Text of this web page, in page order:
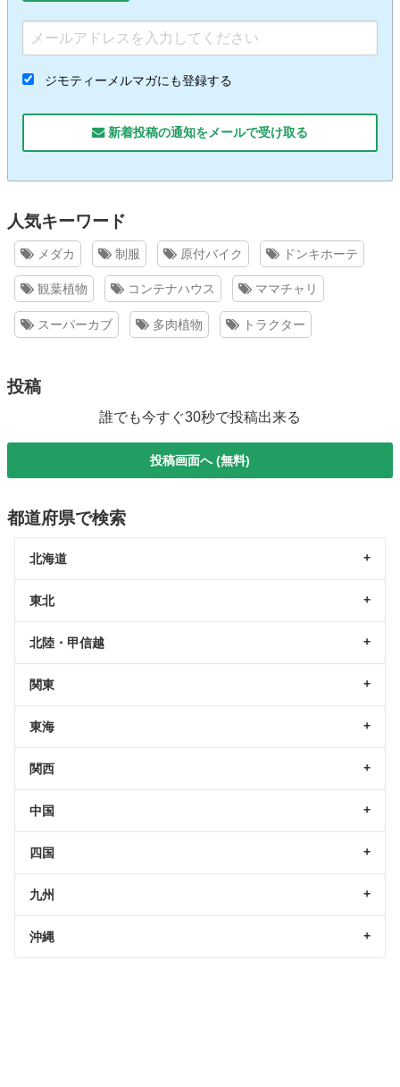
ジモティーメルマガにも登録する
新着投稿の通知をメールで受け取る
人気キーワード
メダカ 制服 原付バイク ドンキホーテ
観葉植物 コンテナハウス ママチャリ
スーパーカブ 多肉植物 トラクター
投稿
誰でも今すぐ30秒で投稿出来る
投稿画面へ (無料)
都道府県で検索
北海道
東北
北陸・甲信越
関東
東海
関西
中国
四国
九州
沖縄